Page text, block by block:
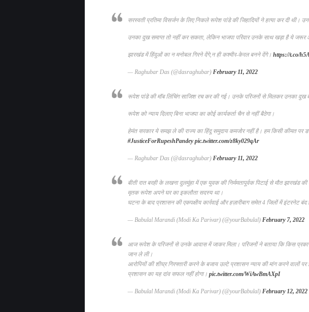
सरस्वती प्रतिमा विसर्जन के लिए निकले रूपेश पांडे की जिहादियों ने हत्या कर दी थी।
उनका दुख समाप्त तो नहीं कर सकता, लेकिन भाजपा परिवार उनके साथ खड़ा है ये
झारखंड में हिंदुओं का न मनोबल गिरने देंगे,न ही कश्मीर-केरल बनने देंगे। https://t.co/
— Raghubar Das (@dasraghubar) February 11, 2022
रूपेश पांडे की मॉब लिंचिंग साजिश रच कर की गई। उनके परिजनों से मिलकर उनका दुख
रूपेश को न्याय दिलाए बिना भाजपा का कोई कार्यकर्ता चैन से नहीं बैठेगा।
हेमंत सरकार ये समझ ले की राज्य का हिंदू समुदाय कमजोर नहीं है। हम किसी कीमत पर
#JusticeForRupeshPandey pic.twitter.com/z8ky029qAr
— Raghubar Das (@dasraghubar) February 11, 2022
बीती रात बरही के लखना दुलमुंहा में एक युवक की निर्ममतापूर्वक पिटाई से मौत झारखंड
मृतक रूपेश अपने घर का इकलौता सदस्य था।
घटना के बाद प्रशासन की एकपक्षीय कार्रवाई और हज़ारीबाग समेत 4 जिलों में इंटरनेट
— Babulal Marandi (Modi Ka Parivar) (@yourBabulal) February 7, 2022
आज रूपेश के परिजनों से उनके आवास में जाकर मिला। परिजनों ने बताया कि किस
जान ले ली।
आरोपियों की शीघ्र गिरफ्तारी करने के बजाय उल्टे प्रशासन न्याय की मांग करने वालों
प्रशासन का यह दांव सफल नहीं होगा। pic.twitter.com/WiAwBmAXpI
— Babulal Marandi (Modi Ka Parivar) (@yourBabulal) February 12, 2022